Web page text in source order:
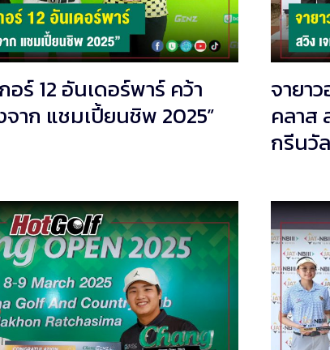
ร์ 12 อันเดอร์พาร์ คว้า
าก แชมเปี้ยนชิพ 2025”
จายา
คลาส
กรีนวั